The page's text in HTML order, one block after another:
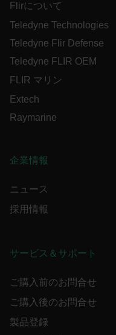
Flirについて
Teledyne Technologies
Teledyne Flir Defense
Teledyne FLIR OEM
FLIR マリン
Extech
Raymarine
企業情報
ニュース
採用情報
サービス＆サポート
ご購入前のお問合せ
ご購入後のお問合せ
製品登録
cashrun_site_id